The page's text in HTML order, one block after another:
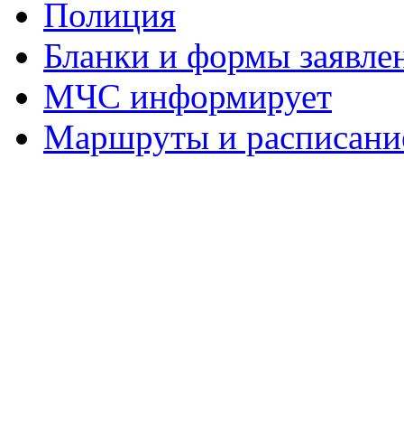
Полиция
Бланки и формы
МЧС информирует
Маршруты и